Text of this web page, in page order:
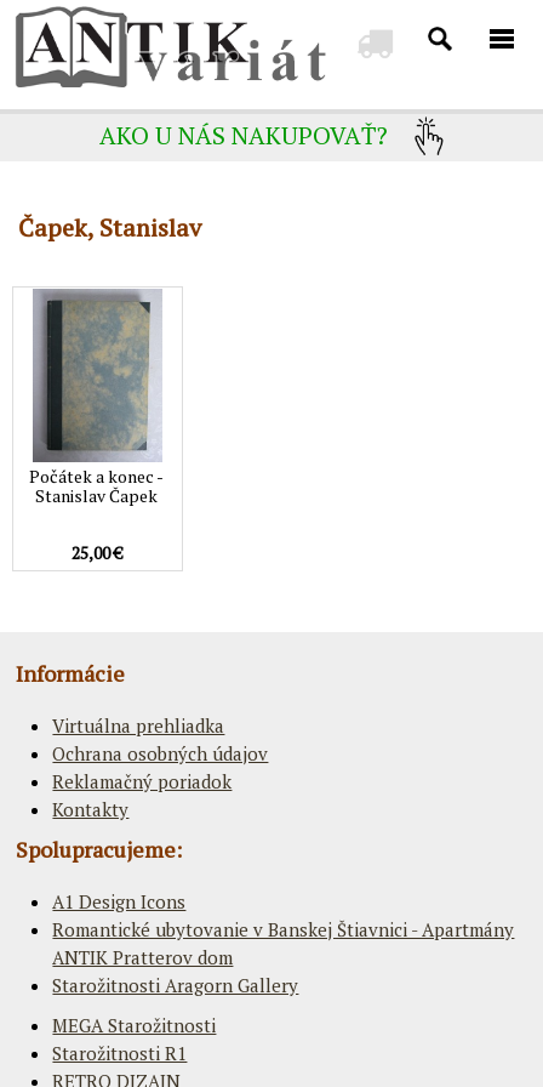
AKO U NÁS NAKUPOVAŤ?
Čapek, Stanislav
Počátek a konec -
Stanislav Čapek
25,00 €
Informácie
Virtuálna prehliadka
Ochrana osobných údajov
Reklamačný poriadok
Kontakty
Spolupracujeme:
A1 Design Icons
Romantické ubytovanie v Banskej Štiavnici - Apartmány
ANTIK Pratterov dom
Starožitnosti Aragorn Gallery
MEGA Starožitnosti
Starožitnosti R1
RETRO DIZAJN